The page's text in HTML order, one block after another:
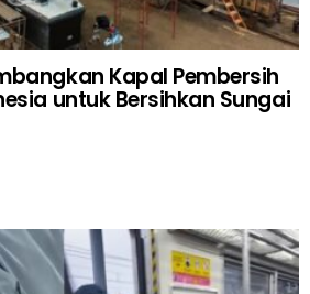
Kapal Pembersih
untuk Bersihkan Sungai